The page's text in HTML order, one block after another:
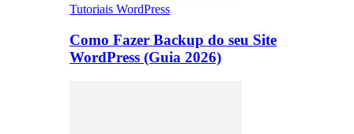
Tutoriais WordPress
Como Fazer Backup do seu Site
WordPress (Guia 2026)